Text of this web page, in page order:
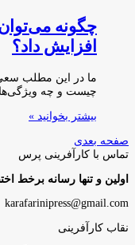
چگونه
افزایش داد؟
چیست و چه
بیشتر بخوانید »
صفحه بعدی
تماس با کارآفرینی پرس
اولین و تنها رسانه برخط
karafarinipress@gmail.com
نقاب کارآفرینی